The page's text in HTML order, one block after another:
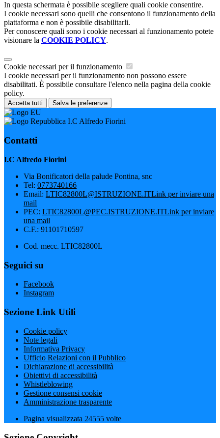
In questa schermata è possibile scegliere quali cookie consentire.
I cookie necessari sono quelli che consentono il funzionamento della
piattaforma e non è possibile disabilitarli.
Per conoscere quali sono i cookie necessari al funzionamento potete
visionare la COOKIE POLICY.
Cookie necessari per il funzionamento
I cookie necessari per il funzionamento non possono essere
disabilitati. È possibile consultare l'elenco nella pagina della cookie
policy.
Accetta tutti Salva le preferenze
I.C Alfredo Fiorini
Contatti
I.C Alfredo Fiorini
Via Bonificatori della palude Pontina, snc
Tel: 0773740166
Email: LTIC82800L@ISTRUZIONE.ITLink per inviare una
mail
PEC: LTIC82800L@PEC.ISTRUZIONE.ITLink per inviare
una mail
C.F.: 91101710597
Cod. mecc. LTIC82800L
Seguici su
Facebook
Instagram
Sezione Link Utili
Cookie policy
Note legali
Informativa Privacy
Ufficio Relazioni con il Pubblico
Dichiarazione di accessibilità
Obiettivi di accessibilità
Whistleblowing
Gestione consensi cookie
Amministrazione trasparente
Pagina visualizzata 24555 volte